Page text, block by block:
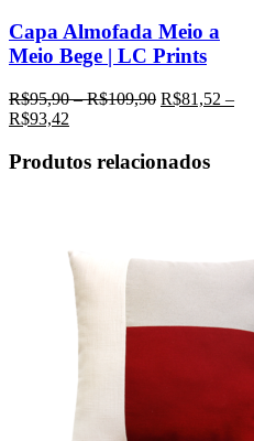
Capa Almofada Meio a
Meio Bege | LC Prints
R$95,90–R$109,90 R$81,52 –
R$93,42
Produtos relacionados